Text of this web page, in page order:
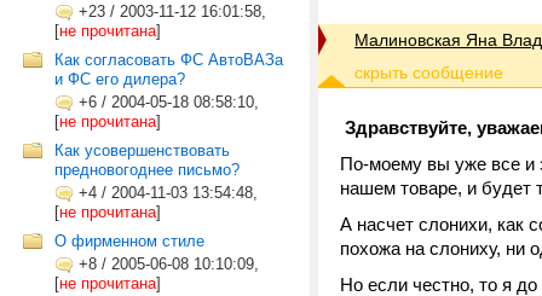
+23 / 2003-11-12 16:01:58,
[не прочитана]
Как согласовать ФС АвтоВАЗа
и ФС его дилера?
+6 / 2004-05-18 08:58:10,
[не прочитана]
Как усовершенствовать
предновогоднее письмо?
+4 / 2004-11-03 13:54:48,
[не прочитана]
О фирменном стиле
+8 / 2005-06-08 10:10:09,
[не прочитана]
Малиновская Яна
Здравствуйте,
По-моему вы уже все и
нашем товаре, и будет
А насчет слонихи, как
похожа на слониху, ни
Но если честно, то я